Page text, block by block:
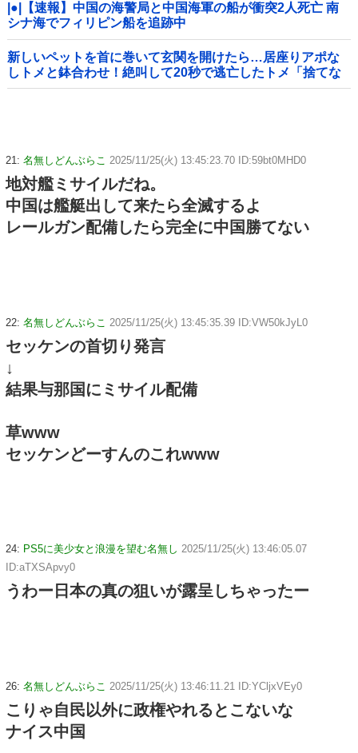
|●|【速報】中国の海警局と中国海軍の船が衝突2人死亡 南
シナ海でフィリピン船を追跡中
新しいペットを首に巻いて玄関を開けたら…居座りアポな
しトメと鉢合わせ！絶叫して20秒で逃亡したトメ「捨てな
いと二度と行ってあげない！」←もう来なくて大丈夫です
21: 名無しどんぶらこ 2025/11/25(火) 13:45:23.70 ID:59bt0MHD0
地対艦ミサイルだね。
中国は艦艇出して来たら全滅するよ
レールガン配備したら完全に中国勝てない
22: 名無しどんぶらこ 2025/11/25(火) 13:45:35.39 ID:VW50kJyL0
セッケンの首切り発言
↓
結果与那国にミサイル配備
草www
セッケンどーすんのこれwww
24: PS5に美少女と浪漫を望む名無し 2025/11/25(火) 13:46:05.07
ID:aTXSApvy0
うわー日本の真の狙いが露呈しちゃったー
26: 名無しどんぶらこ 2025/11/25(火) 13:46:11.21 ID:YCljxVEy0
こりゃ自民以外に政権やれるとこないな
ナイス中国